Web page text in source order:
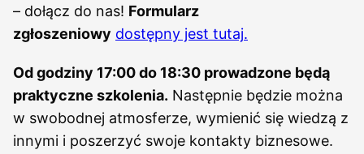
– dołącz do nas! Formularz
zgłoszeniowy dostępny jest tutaj.
Od godziny 17:00 do 18:30 prowadzone będą
praktyczne szkolenia. Następnie będzie można
w swobodnej atmosferze, wymienić się wiedzą z
innymi i poszerzyć swoje kontakty biznesowe.